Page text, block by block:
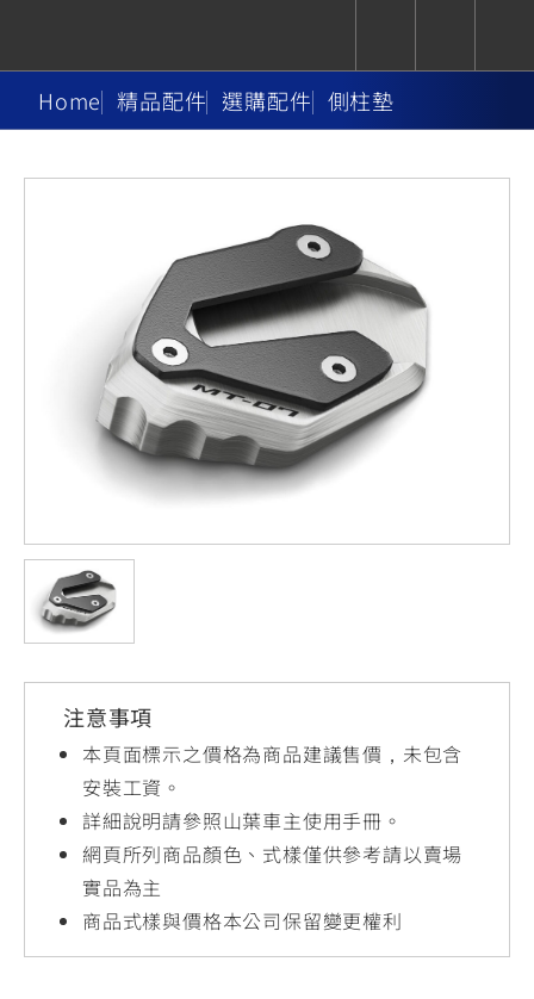
Naked
YZF-R7
550+
YZF-R3
251~549
YZF-R15
150
MT-
09
Y-
AMT
550+
MT-
09
550+
07
07
MT-
251~549
MT-
150
FashionAdventure
XMAX
251~549
NMAX
150
AUGUR
150
CYGNUS
XR
150
CYGNUS
X
150
RS NEO
125
Limi
125
Vinoora
125
BW'S
125
PW50
CUXiE
追蹤愛車
我的愛車 瀏覽紀錄
Home 精品配件 選購配件 側柱墊
注意事項
本頁面標示之價格為商品建議售價，未包含
安裝工資。
詳細說明請參照山葉車主使用手冊。
網頁所列商品顏色、式樣僅供參考請以賣場
實品為主
商品式樣與價格本公司保留變更權利